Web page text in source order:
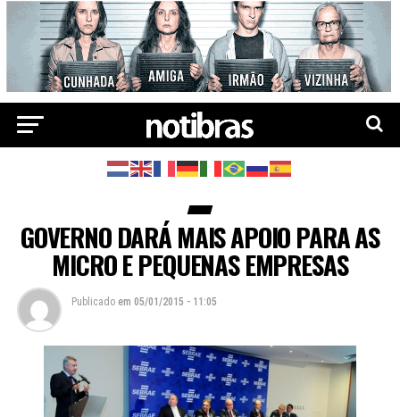
GOVERNO DARÁ MAIS APOIO PARA AS
MICRO E PEQUENAS EMPRESAS
Publicado em 05/01/2015 - 11:05